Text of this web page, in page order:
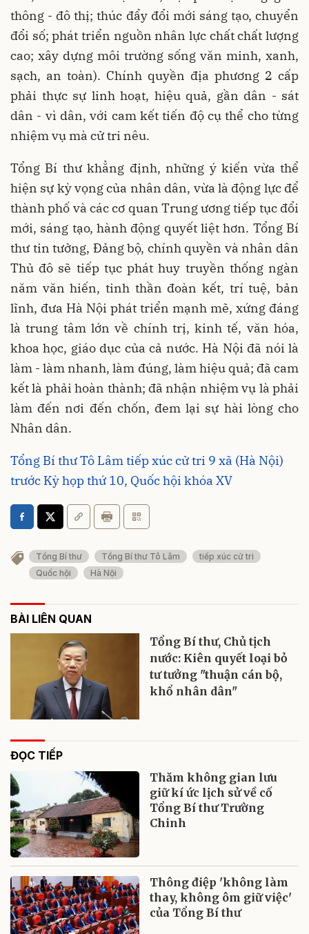
thông - đô thị; thúc đẩy đổi mới sáng tạo, chuyển
đổi số; phát triển nguồn nhân lực chất chất lượng
cao; xây dựng môi trường sống văn minh, xanh,
sạch, an toàn). Chính quyền địa phương 2 cấp
phải thực sự linh hoạt, hiệu quả, gần dân - sát
dân - vì dân, với cam kết tiến độ cụ thể cho từng
nhiệm vụ mà cử tri nêu.
Tổng Bí thư khẳng định, những ý kiến vừa thể
hiện sự kỳ vọng của nhân dân, vừa là động lực để
thành phố và các cơ quan Trung ương tiếp tục đổi
mới, sáng tạo, hành động quyết liệt hơn. Tổng Bí
thư tin tưởng, Đảng bộ, chính quyền và nhân dân
Thủ đô sẽ tiếp tục phát huy truyền thống ngàn
năm văn hiến, tinh thần đoàn kết, trí tuệ, bản
lĩnh, đưa Hà Nội phát triển mạnh mẽ, xứng đáng
là trung tâm lớn về chính trị, kinh tế, văn hóa,
khoa học, giáo dục của cả nước. Hà Nội đã nói là
làm - làm nhanh, làm đúng, làm hiệu quả; đã cam
kết là phải hoàn thành; đã nhận nhiệm vụ là phải
làm đến nơi đến chốn, đem lại sự hài lòng cho
Nhân dân.
Tổng Bí thư Tô Lâm tiếp xúc cử tri 9 xã (Hà Nội)
trước Kỳ họp thứ 10, Quốc hội khóa XV
Tổng Bí thư Tổng Bí thư Tô Lâm
tiếp xúc cử tri
Quốc hội
Hà Nội
BÀI LIÊN QUAN
Tổng Bí thư, Chủ tịch
nước: Kiên quyết loại bỏ
tư tưởng "thuận cán bộ,
khổ nhân dân"
ĐỌC TIẾP
Thăm không gian lưu
giữ kí ức lịch sử về cố
Tổng Bí thư Trường
Chinh
Thông điệp 'không làm
thay, không ôm giữ việc'
của Tổng Bí thư